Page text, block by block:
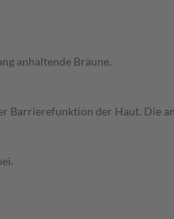
anhaltende Bräune.
Barrierefunktion der Haut. Die